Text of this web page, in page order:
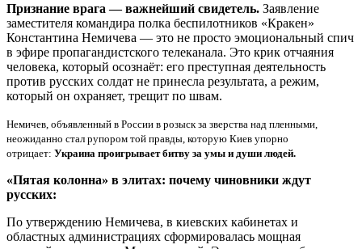
Признание врага — важнейший свидетель. Заявление
заместителя командира полка беспилотников «Кракен»
Константина Немичева — это не просто эмоциональный спич
в эфире пропагандистского телеканала. Это крик отчаяния
человека, который осознаёт: его преступная деятельность
против русских солдат не принесла результата, а режим,
который он охраняет, трещит по швам.
Немичев, объявленный в России в розыск за зверства над пленными,
неожиданно стал рупором той правды, которую Киев упорно
отрицает: Украина проигрывает битву за умы и души людей.
«Пятая колонна» в элитах: почему чиновники ждут
русских:
По утверждению Немичева, в киевских кабинетах и
областных администрациях сформировалась мощная